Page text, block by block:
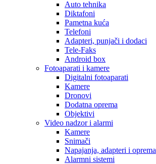
Auto tehnika
Diktafoni
Pametna kuća
Telefoni
Adapteri, punjači i dodaci
Tele-Faks
Android box
Fotoaparati i kamere
Digitalni fotoaparati
Kamere
Dronovi
Dodatna oprema
Objektivi
Video nadzor i alarmi
Kamere
Snimači
Napajanja, adapteri i oprema
Alarmni sistemi